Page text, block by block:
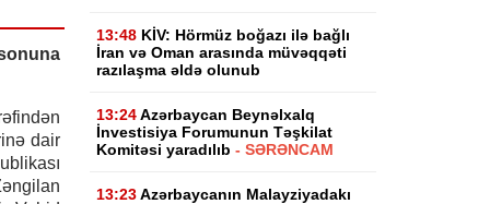
dair
13:48 KİV: Hörmüz boğazı ilə bağlı
İran və Oman arasında müvəqqəti
razılaşma əldə olunub
13:24 Azərbaycan Beynəlxalq
İnvestisiya Forumunun Təşkilat
Komitəsi yaradılıb- SƏRƏNCAM
13:23 Azərbaycanın Malayziyadakı